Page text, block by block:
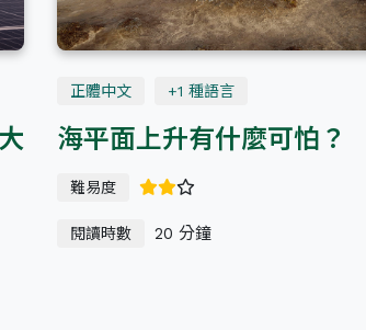
正體中文 +1 種語言
海平面上升有什麼可怕？
難易度
閱讀時數 20 分鐘